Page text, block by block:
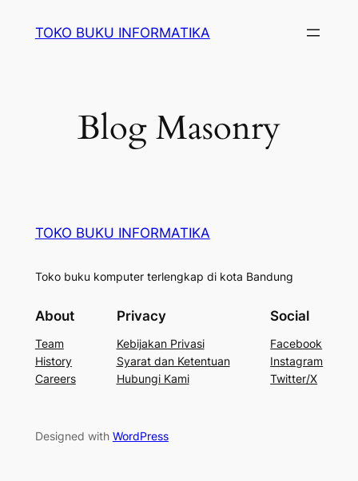
TOKO BUKU INFORMATIKA
Blog Masonry
TOKO BUKU INFORMATIKA
Toko buku komputer terlengkap di kota Bandung
About
Team
History
Careers
Privacy
Kebijakan Privasi
Syarat dan Ketentuan
Hubungi Kami
Social
Facebook
Instagram
Twitter/X
Designed with WordPress